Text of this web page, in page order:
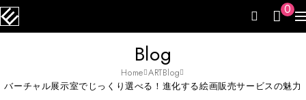
0
Blog
Home ARTBlog
バーチャル展示室でじっくり選べる！進化する絵画販売サービスの魅力